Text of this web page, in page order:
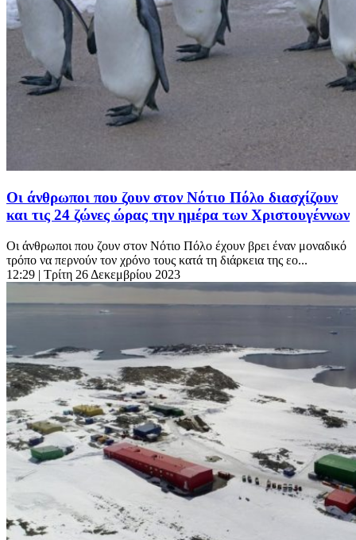
Οι άνθρωποι που ζουν στον Νότιο Πόλο διασχίζουν
και τις 24 ζώνες ώρας την ημέρα των Χριστουγέννων
Οι άνθρωποι που ζουν στον Νότιο Πόλο έχουν βρει έναν μοναδικό
τρόπο να περνούν τον χρόνο τους κατά τη διάρκεια της εο...
12:29 | Τρίτη 26 Δεκεμβρίου 2023